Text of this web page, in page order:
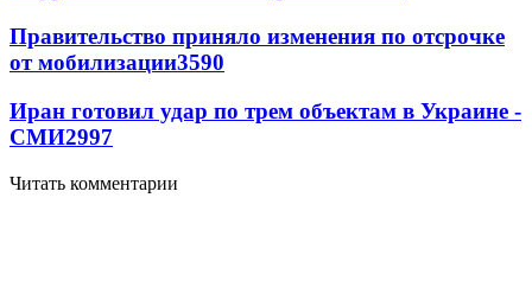
Правительство приняло изменения по отсрочке
от мобилизации3590
Иран готовил удар по трем объектам в Украине -
СМИ2997
Читать комментарии